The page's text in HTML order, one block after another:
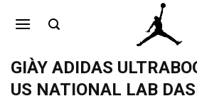
qua
dungGIÀY ADIDAS
US NATIONAL LAB